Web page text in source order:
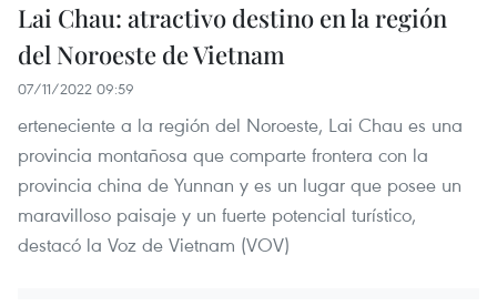
Lai Chau: atractivo destino en la región
del Noroeste de Vietnam
07/11/2022 09:59
erteneciente a la región del Noroeste, Lai Chau es una
provincia montañosa que comparte frontera con la
provincia china de Yunnan y es un lugar que posee un
maravilloso paisaje y un fuerte potencial turístico,
destacó la Voz de Vietnam (VOV)